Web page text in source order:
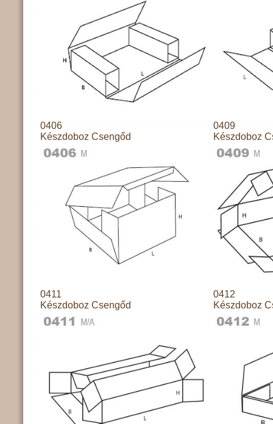
0406
Készdoboz Csengőd
0409
Készdoboz
0411
Készdoboz Csengőd
0412
Készdoboz